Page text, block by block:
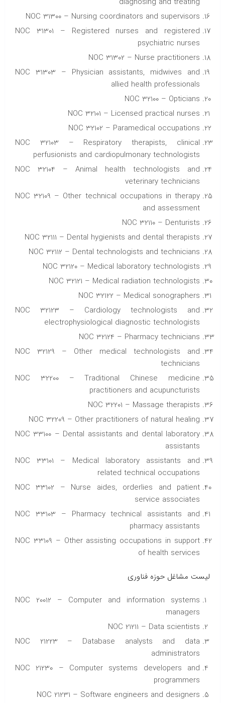
NOC 31300 – Nursing coordinators and supervisors
NOC 31301 – Registered nurses and registered
psychiatric nurses
NOC 31302 – Nurse practitioners
NOC 31303 – Physician assistants, midwives and
allied health professionals
NOC 32100 – Opticians
NOC 32101 – Licensed practical nurses
NOC 32102 – Paramedical occupations
NOC 32103 – Respiratory therapists, clinical
perfusionists and cardiopulmonary technologists
NOC 32104 – Animal health technologists and
veterinary technicians
NOC 32109 – Other technical occupations in therapy
and assessment
NOC 32110 – Denturists
NOC 32111 – Dental hygienists and dental therapists
NOC 32112 – Dental technologists and technicians
NOC 32120 – Medical laboratory technologists
NOC 32121 – Medical radiation technologists
NOC 32122 – Medical sonographers
NOC 32123 – Cardiology technologists and
electrophysiological diagnostic technologists
NOC 32124 – Pharmacy technicians
NOC 32129 – Other medical technologists and
technicians
NOC 32200 – Traditional Chinese medicine
practitioners and acupuncturists
NOC 32201 – Massage therapists
NOC 32209 – Other practitioners of natural healing
NOC 33100 – Dental assistants and dental laboratory
assistants
NOC 33101 – Medical laboratory assistants and
related technical occupations
NOC 33102 – Nurse aides, orderlies and patient
service associates
NOC 33103 – Pharmacy technical assistants and
pharmacy assistants
NOC 33109 – Other assisting occupations in support
of health services
لیست مشاغل حوزه فناوری
NOC 20012 – Computer and information systems
managers
NOC 21211 – Data scientists
NOC 21223 – Database analysts and data
administrators
NOC 21230 – Computer systems developers and
programmers
NOC 21231 – Software engineers and designers